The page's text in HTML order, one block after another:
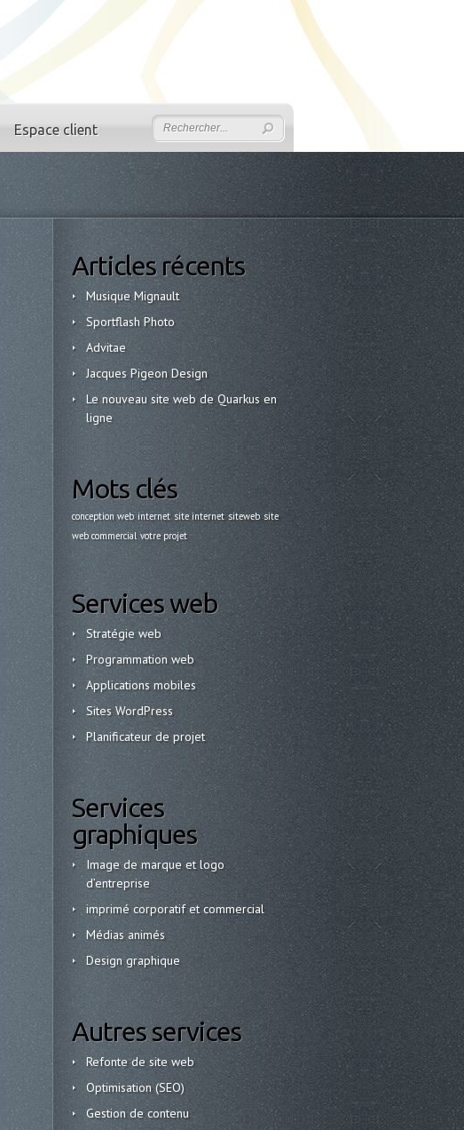
Espace client
Articles récents
Musique Mignault
Sportflash Photo
Advitae
Jacques Pigeon Design
Le nouveau site web de Quarkus en
ligne
Mots clés
conception web internet site internet siteweb site
web commercial votre projet
Services web
Stratégie web
Programmation web
Applications mobiles
Sites WordPress
Planificateur de projet
Services
graphiques
Image de marque et logo
d’entreprise
imprimé corporatif et commercial
Médias animés
Design graphique
Autres services
Refonte de site web
Optimisation (SEO)
Gestion de contenu